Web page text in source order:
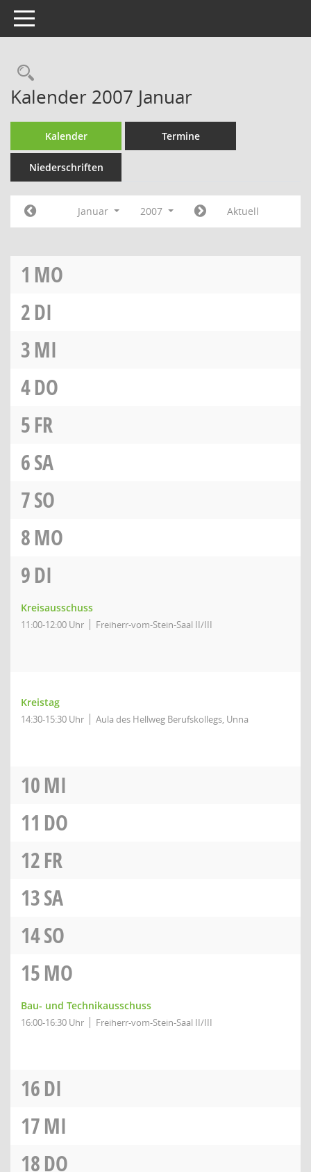
Toggle navigation
Rechercheauswahl
Kalender 2007 Januar
Kalender Termine
Niederschriften
Januar 2007 Aktuell
1 MO
2DI
3MI
4DO
5FR
6SA
7SO
8MO
9DI
Kreisausschuss
11:00-12:00 Uhr Freiherr-vom-Stein-Saal II/III
Kreistag
14:30-15:30 Uhr Aula des Hellweg Berufskollegs, Unna
10MI
11 DO
12FR
13SA
14SO
15MO
Bau- und Technikausschuss
16:00-16:30 Uhr Freiherr-vom-Stein-Saal II/III
16DI
17MI
18DO